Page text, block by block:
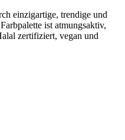
einzigartige, trendige und
ist atmungsaktiv,
zertifiziert, vegan und